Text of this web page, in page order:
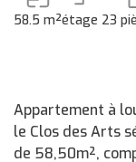
58.5 m²étage 23
Appartement à
le Clos des Arts
de 58,50m²,